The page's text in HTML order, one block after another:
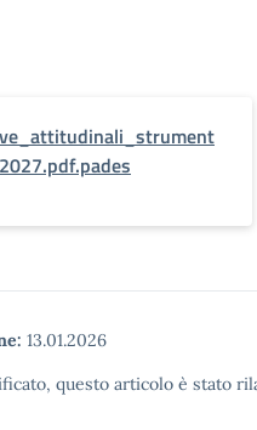
13.01.2026
questo articolo è stato